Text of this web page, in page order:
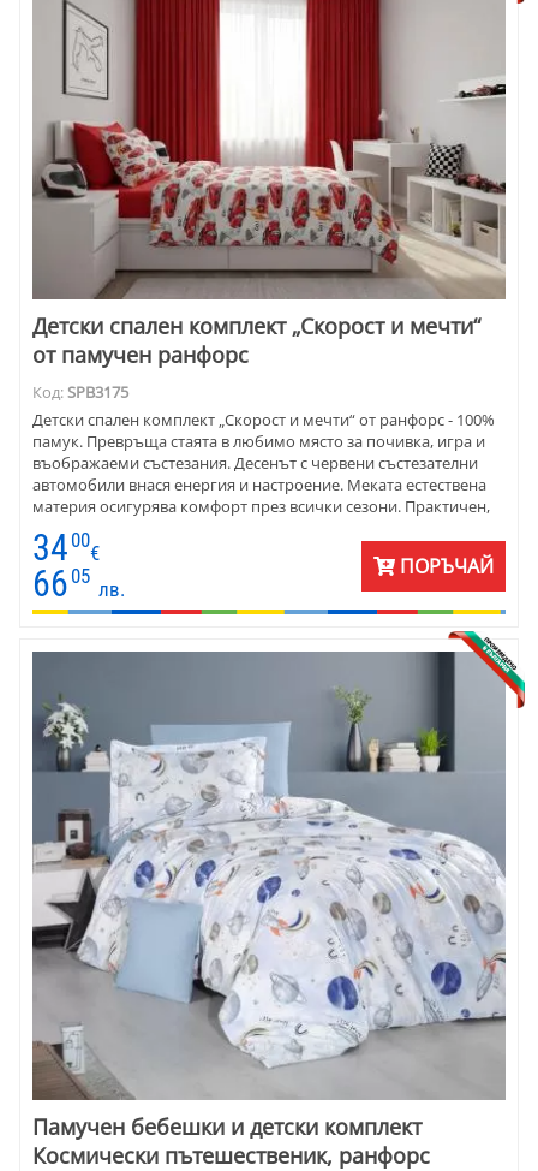
Детски спален комплект „Скорост и мечти“
от памучен ранфорс
Код:SPB3175
Детски спален комплект „Скорост и мечти“ от ранфорс - 100%
памук. Превръща стаята в любимо място за почивка, игра и
въображаеми състезания. Десенът с червени състезателни
автомобили внася енергия и настроение. Меката естествена
материя осигурява комфорт през всички сезони. Практичен,
свеж и впечатляващ избор за детска стая с характер.
34 00
€
66 05
лв.
ПОРЪЧАЙ
Памучен бебешки и детски комплект
Космически пътешественик, ранфорс